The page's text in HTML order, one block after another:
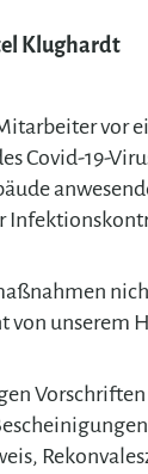
Klughardt
vor
Covid-19-
von unserem